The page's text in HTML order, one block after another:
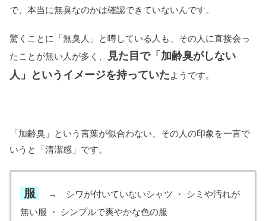
で、本当に無臭なのかは確認できていないんです。
驚くことに「無臭人」と噂している人も、その人に直接会っ
たことが無い人が多く、
見た目で「加齢臭がしない
人」というイメージを持っていたようです。
「加齢臭」という言葉が似合わない、その人の印象を一言で
いうと「清潔感」です。
服
→ シワが付いていないシャツ ・ シミや汚れが
無い服 ・ シンプルで爽やかな色の服